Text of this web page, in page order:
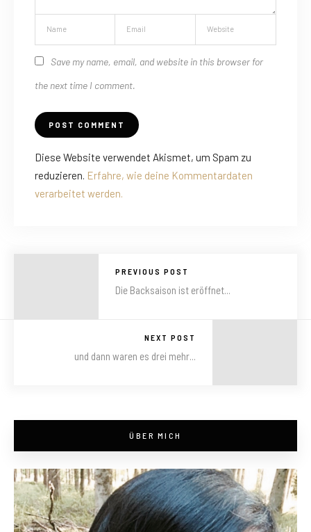
Save my name, email, and website in this browser for
the next time I comment.
Diese Website verwendet Akismet, um Spam zu
reduzieren. Erfahre, wie deine Kommentardaten
verarbeitet werden.
PREVIOUS POST
Die Backsaison ist eröffnet...
NEXT POST
und dann waren es drei mehr...
ÜBER MICH